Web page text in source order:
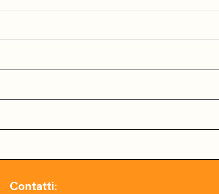
Contatti: